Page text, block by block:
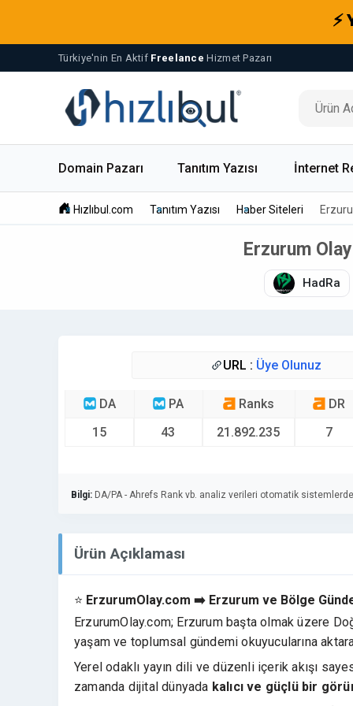
Türkiye'nin En Aktif Freelance Hizmet Pazarı
Domain Pazarı Tanıtım Yazısı İnternet
Hızlıbul.com Tanıtım Yazısı Haber Siteleri
Erzurum
HadRa
URL : Üye Olunuz
DA
15
PA
43
Ranks
21.892.235
DR
7
Bilgi: DA/PA - Ahrefs Rank vb. analiz verileri otomatik
Ürün Açıklaması
⭐ ErzurumOlay.com ➡️ Erzurum ve Bölge
ErzurumOlay.com; Erzurum başta olmak üzere
yaşam ve toplumsal gündemi okuyucularına
Yerel odaklı yayın dili ve düzenli içerik akışı
zamanda dijital dünyada kalıcı ve güçlü bir